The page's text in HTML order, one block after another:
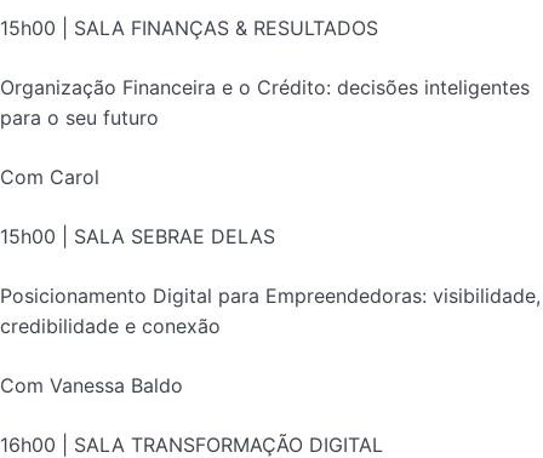
15h00 | SALA FINANÇAS & RESULTADOS
Organização Financeira e o Crédito: decisões inteligentes
para o seu futuro
Com Carol
15h00 | SALA SEBRAE DELAS
Posicionamento Digital para Empreendedoras: visibilidade,
credibilidade e conexão
Com Vanessa Baldo
16h00 | SALA TRANSFORMAÇÃO DIGITAL